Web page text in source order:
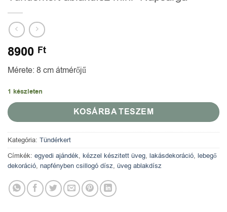
8900 Ft
Mérete: 8 cm átmérőjű
1 készleten
KOSÁRBA TESZEM
Kategória: Tündérkert
Címkék: egyedi ajándék, kézzel készitett üveg, lakásdekoráció, lebegő
dekoráció, napfényben csillogó dísz, üveg ablakdísz